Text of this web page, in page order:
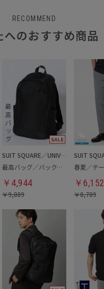
RECOMMEND
へのおすすめ商品
SUIT SQUARE／UNIVERSAL LANGUAGE
最高バッグ／バックパック
￥ 4,944
￥9,889
￥ 6,152
￥8,789